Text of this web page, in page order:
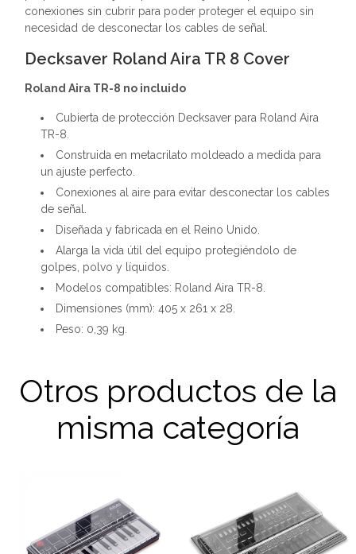
conexiones sin cubrir para poder proteger el equipo sin
necesidad de desconectar los cables de señal.
Decksaver Roland Aira TR 8 Cover
Roland Aira TR-8 no incluido
Cubierta de protección Decksaver para Roland Aira
TR-8.
Construida en metacrilato moldeado a medida para
un ajuste perfecto.
Conexiones al aire para evitar desconectar los cables
de señal.
Diseñada y fabricada en el Reino Unido.
Alarga la vida útil del equipo protegiéndolo de
golpes, polvo y líquidos.
Modelos compatibles: Roland Aira TR-8.
Dimensiones (mm): 405 x 261 x 28.
Peso: 0,39 kg.
Otros productos de la
misma categoría